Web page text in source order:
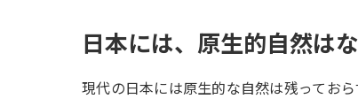
日本には、原生的自然は
現代の日本には原生的な自然は残ってお